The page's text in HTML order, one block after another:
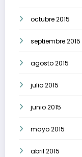
octubre 2015
septiembre 2015
agosto 2015
julio 2015
junio 2015
mayo 2015
abril 2015